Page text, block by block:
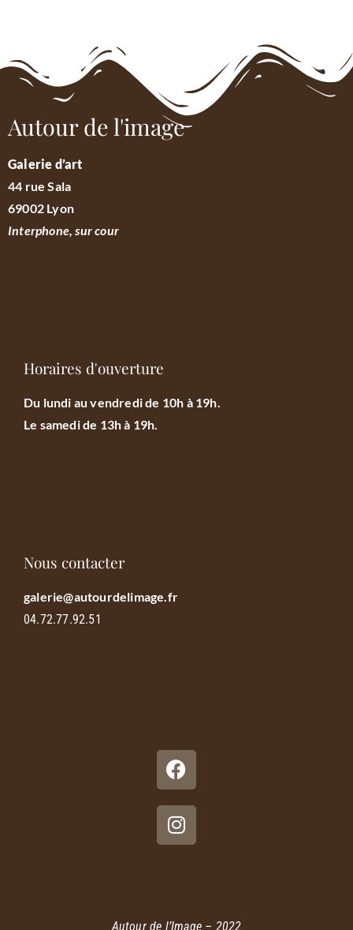
Autour de l'image
Galerie d’art
44 rue Sala
69002 Lyon
Interphone, sur cour
Horaires d'ouverture
Du lundi au vendredi de 10h à 19h.
Le samedi de 13h à 19h.
Nous contacter
galerie@autourdelimage.fr
04.72.77.92.51
Autour de l’Image – 2022